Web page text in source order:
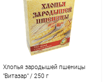
Хлопья зародышей пшеницы
"Витазар" / 250 г